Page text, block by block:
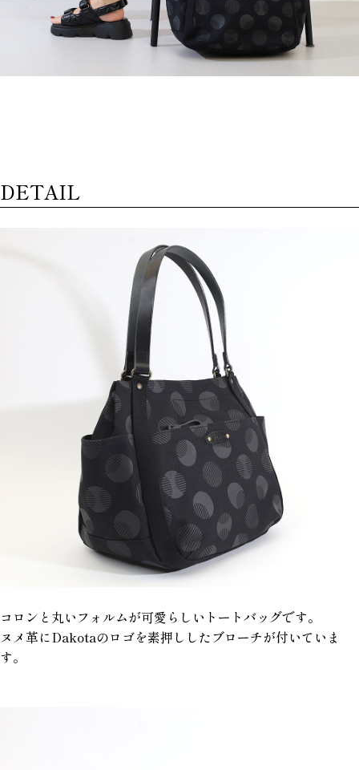
DETAIL
コロンと丸いフォルムが可愛らしいトートバッグです。
ヌメ革にDakotaのロゴを素押ししたブローチが付いていま
す。